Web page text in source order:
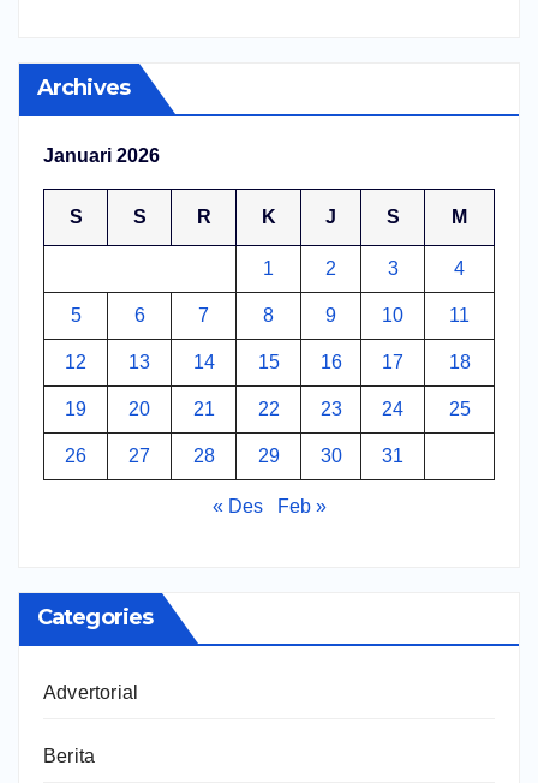
Archives
Januari 2026
S S R K J S M
1 2 3 4
5 6 7 8 9 10 11
12 13 14 15 16 17 18
19 20 21 22 23 24 25
26 27 28 29 30 31
« Des Feb »
Categories
Advertorial
Berita